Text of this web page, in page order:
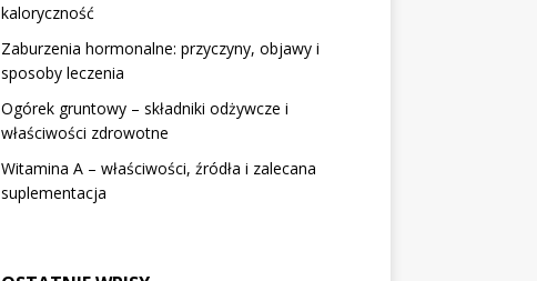
kaloryczność
Zaburzenia hormonalne: przyczyny, objawy i
sposoby leczenia
Ogórek gruntowy – składniki odżywcze i
właściwości zdrowotne
Witamina A – właściwości, źródła i zalecana
suplementacja